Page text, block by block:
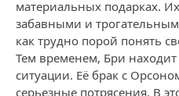
материальных подарках.
забавными и
как трудно порой понять
Тем временем, Бри находит
ситуации. Её брак с
серьезные потрясения. В